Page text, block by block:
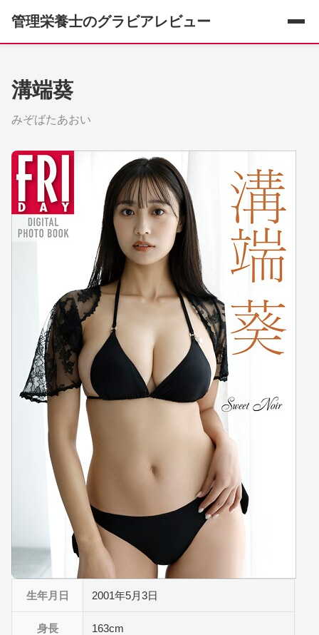
管理栄養士のグラビアレビュー
溝端葵
みぞばたあおい
生年月日 2001年5月3日
身長 163cm